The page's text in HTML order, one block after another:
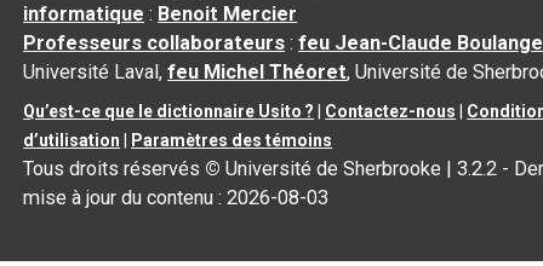
informatique : Benoit Mercier
Professeurs collaborateurs :feu Jean-Claude
Université Laval,feu Michel Théoret, Université de
Qu’est-ce que le dictionnaire Usito ? Contactez-nous
d’utilisation
Paramètres des témoins
Tous droits réservés © Université de Sherbrooke |3.2.2 -
mise à jour du contenu :2026-08-03